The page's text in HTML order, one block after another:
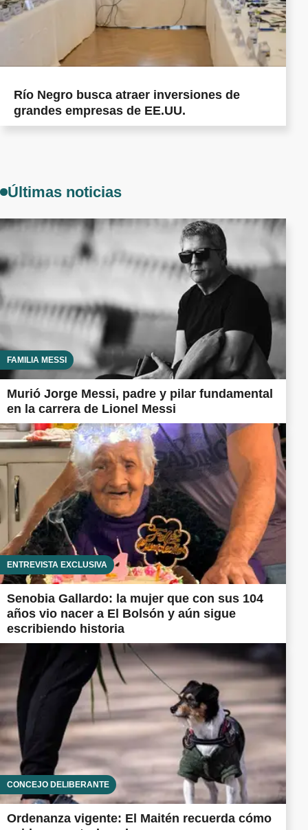
Río Negro busca atraer inversiones de
grandes empresas de EE.UU.
Últimas noticias
FAMILIA MESSI
Murió Jorge Messi, padre y pilar fundamental
en la carrera de Lionel Messi
ENTREVISTA EXCLUSIVA
Senobia Gallardo: la mujer que con sus 104
años vio nacer a El Bolsón y aún sigue
escribiendo historia
CONCEJO DELIBERANTE
Ordenanza vigente: El Maitén recuerda cómo